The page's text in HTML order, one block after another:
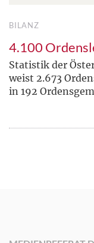
BILANZ
4.100
Statistik der
weist 2.673
in 192